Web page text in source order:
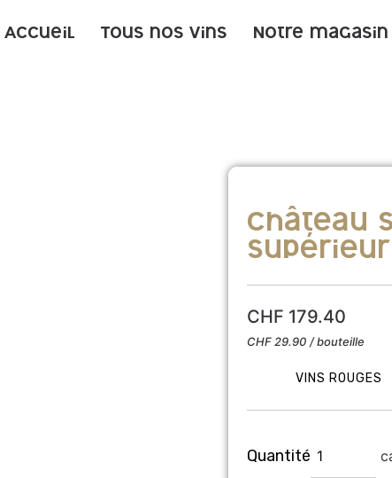
Accueil Tous nos vins Notre magasin
Château
supérieur
CHF 179.40
CHF29.90 / bouteille
VINS ROUGES
Alternative: